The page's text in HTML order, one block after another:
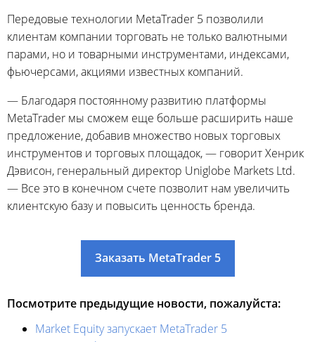
Передовые технологии MetaTrader 5 позволили
клиентам компании торговать не только валютными
парами, но и товарными инструментами, индексами,
фьючерсами, акциями известных компаний.
— Благодаря постоянному развитию платформы
MetaTrader мы сможем еще больше расширить наше
предложение, добавив множество новых торговых
инструментов и торговых площадок, — говорит Хенрик
Дэвисон, генеральный директор Uniglobe Markets Ltd.
— Все это в конечном счете позволит нам увеличить
клиентскую базу и повысить ценность бренда.
Заказать MetaTrader 5
Посмотрите предыдущие новости, пожалуйста:
Market Equity запускает MetaTrader 5